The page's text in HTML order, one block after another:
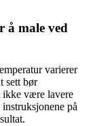
å male ved
varierer
sett bør
ikke være lavere
på